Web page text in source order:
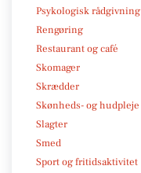
Psykologisk rådgivning
Rengøring
Restaurant og café
Skomager
Skrædder
Skønheds- og hudpleje
Slagter
Smed
Sport og fritidsaktivitet